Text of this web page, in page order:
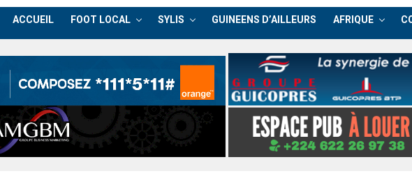
ACCUEIL FOOT LOCAL SYLIS GUINEENS D’AILLEURS AFRIQUE